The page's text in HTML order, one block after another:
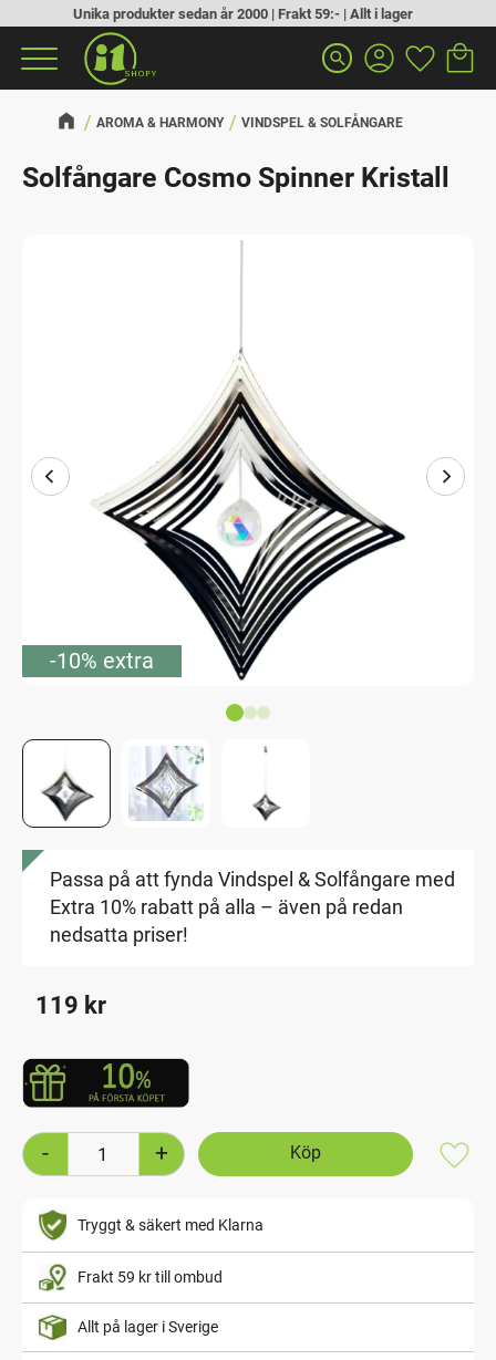
Meny
Unika produkter sedan år 2000 | Frakt 59:- | Allt i lager
search
AROMA & HARMONY VINDSPEL & SOLFÅNGARE
Solfångare Cosmo Spinner Kristall
-10% extra
Passa på att fynda Vindspel & Solfångare med
Extra 10% rabatt på alla – även på redan
nedsatta priser!
119 kr
+
-
Tryggt & säkert med Klarna
Frakt 59 kr till ombud
Allt på lager i Sverige